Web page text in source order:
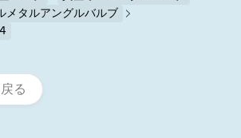
ルブ
ガスケット
ルとアイソレーション
イエッチング
ン
トロフィットソリューション
メタルアングルバルブ
る